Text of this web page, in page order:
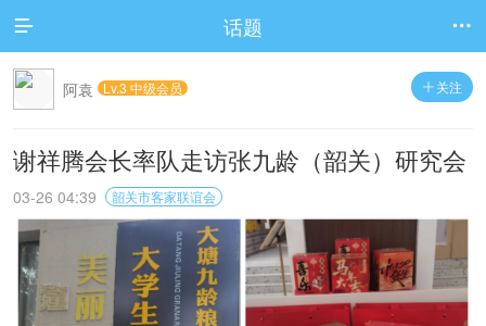
 话题 
 关注
阿袁 Lv.3 中级会员
谢祥腾会长率队走访张九龄（韶关）研究会
03-26 04:39 韶关市客家联谊会